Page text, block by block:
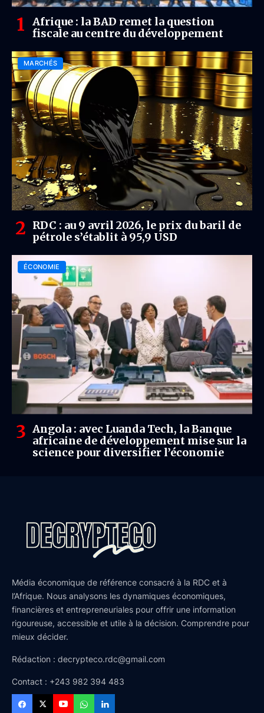
Afrique : la BAD remet la question
fiscale au centre du développement
MARCHÉS
RDC : au 9 avril 2026, le prix du baril de
pétrole s’établit à 95,9 USD
ÉCONOMIE
Angola : avec Luanda Tech, la Banque
africaine de développement mise sur la
science pour diversifier l’économie
Média économique de référence consacré à la RDC et à
l’Afrique. Nous analysons les dynamiques économiques,
financières et entrepreneuriales pour offrir une information
rigoureuse, accessible et utile à la décision. Comprendre pour
mieux décider.
Rédaction : decrypteco.rdc@gmail.com
Contact : +243 982 394 483